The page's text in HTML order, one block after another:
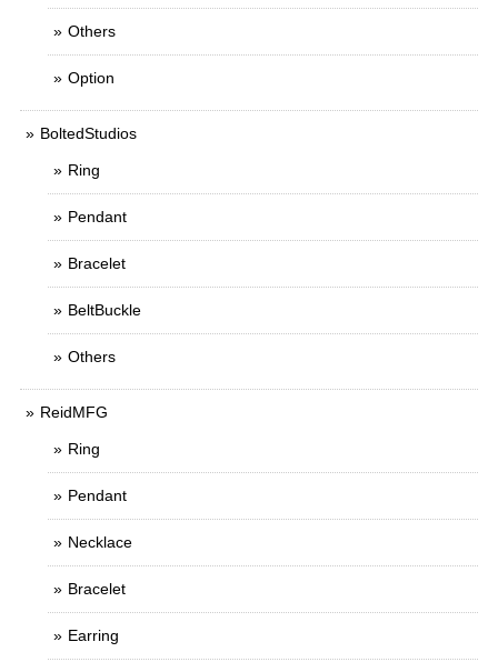
Others
Option
BoltedStudios
Ring
Pendant
Bracelet
BeltBuckle
Others
ReidMFG
Ring
Pendant
Necklace
Bracelet
Earring